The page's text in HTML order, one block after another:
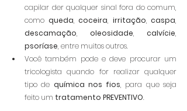
capilar der qualquer sinal fora do comum,
como queda, coceira, irritação, caspa
descamação, oleosidade, calvície
psoríase, entre muitos outros.
Você também pode e deve procurar um
tricologista quando for realizar qualquer
tipo de química nos fios, para que seja
feito um tratamento PREVENTIVO.